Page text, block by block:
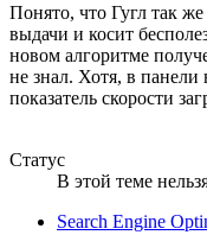
Понято, что Гугл так
выдачи и косит
новом алгоритме
не знал. Хотя, в панели
показатель скорости
Статус
В этой теме
Search Engine